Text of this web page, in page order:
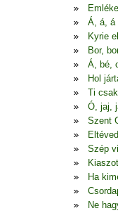
Á, á, á
Kyrie
Bor,
Á, bé,
Hol
Ti
Ó, jaj,
Szent
Szép
Ha
Ne